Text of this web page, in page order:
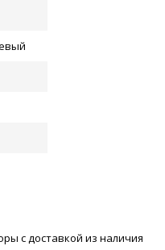
с доставкой из наличия